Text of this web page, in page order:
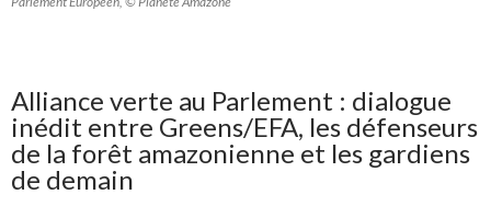
Alliance verte au Parlement : dialogue
inédit entre Greens/EFA, les défenseurs
de la forêt amazonienne et les gardiens
de demain